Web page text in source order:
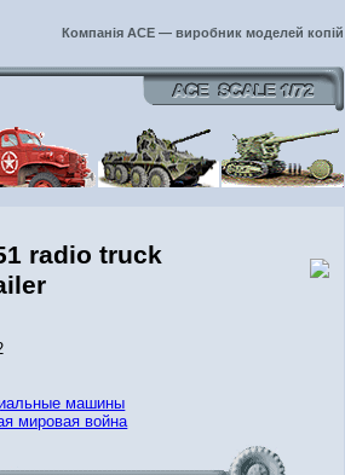
Компанія ACE — виробник моделей копій
radio truck
машины
мировая война